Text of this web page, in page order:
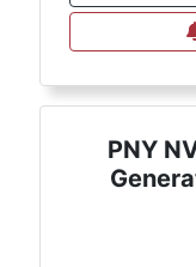
PNY